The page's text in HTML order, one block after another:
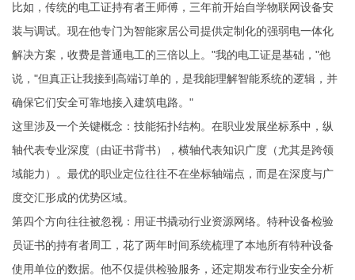
比如，传统的电工证持有者王师傅，三年前开始自学物联网设备安
装与调试。现在他专门为智能家居公司提供定制化的强弱电一体化
解决方案，收费是普通电工的三倍以上。"我的电工证是基础，"他
说，"但真正让我接到高端订单的，是我能理解智能系统的逻辑，并
确保它们安全可靠地接入建筑电路。"
这里涉及一个关键概念：技能拓扑结构。在职业发展坐标系中，纵
轴代表专业深度（由证书背书），横轴代表知识广度（尤其是跨领
域能力）。最优的职业定位往往不在坐标轴端点，而是在深度与广
度交汇形成的优势区域。
第四个方向往往被忽视：用证书撬动行业资源网络。特种设备检验
员证书的持有者周工，花了两年时间系统梳理了本地所有特种设备
使用单位的数据。他不仅提供检验服务，还定期发布行业安全分析